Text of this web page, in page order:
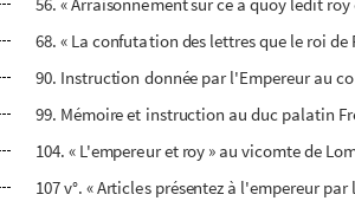
68. « La confutation des lettres que le roi
90. Instruction donnée par l'Empereur au
99. Mémoire et instruction au duc palatin
104. « L'empereur et roy » au vicomte de
107 v°. « Articles présentez à l'empereur